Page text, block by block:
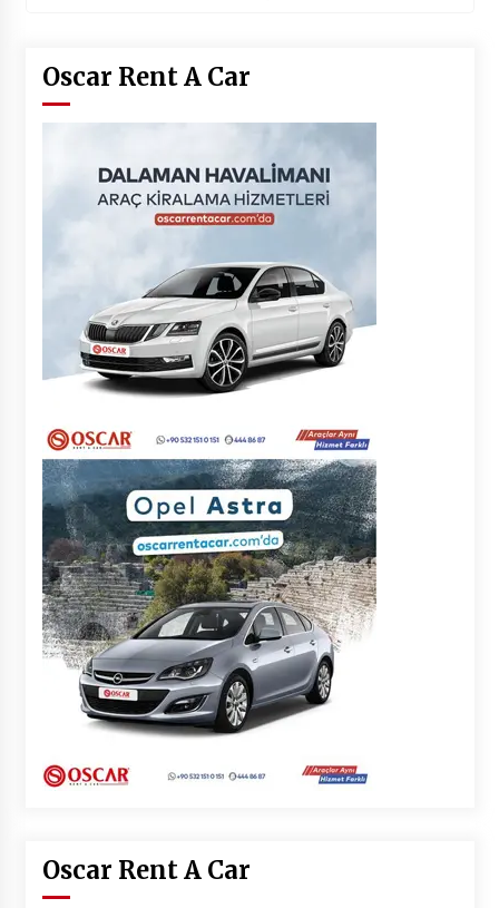
Oscar Rent A Car
Oscar Rent A Car